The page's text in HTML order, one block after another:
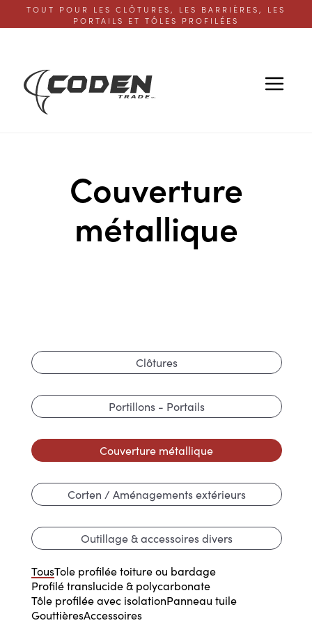
TOUT POUR LES CLÔTURES, LES BARRIÈRES, LES
PORTAILS ET TÔLES PROFILÉES
Couverture
métallique
Clôtures
Portillons - Portails
Couverture métallique
Corten / Aménagements extérieurs
Outillage & accessoires divers
TousTole profilée toiture ou bardage
Profilé translucide & polycarbonate
Tôle profilée avec isolationPanneau tuile
GouttièresAccessoires